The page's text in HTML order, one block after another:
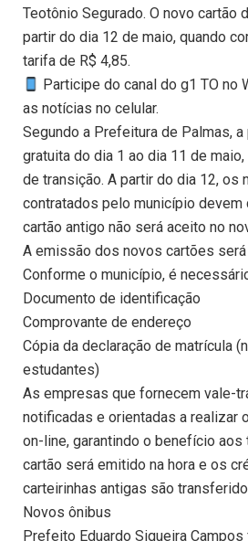
Teotônio Segurado. O novo cartão
partir do dia 12 de maio, quando
tarifa de R$ 4,85.
Participe do canal do g1 TO no
as notícias no celular.
Segundo a Prefeitura de Palmas,
gratuita do dia 1 ao dia 11 de
de transição. A partir do dia 12, os
contratados pelo município devem
cartão antigo não será aceito no
A emissão dos novos cartões
Conforme o município, é
Documento de identificação
Comprovante de endereço
Cópia da declaração de matrícula
estudantes)
As empresas que fornecem vale-
notificadas e orientadas a realizar
on-line, garantindo o benefício aos
cartão será emitido na hora e os
carteirinhas antigas são
Novos ônibus
Prefeito Eduardo Siqueira